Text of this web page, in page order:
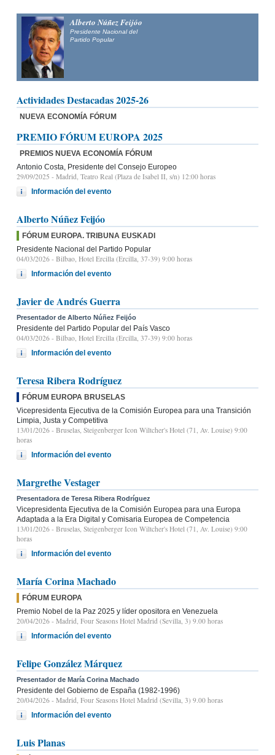
Alberto Núñez Feijóo
Presidente Nacional del
Partido Popular
Actividades Destacadas 2025-26
NUEVA ECONOMÍA FÓRUM
PREMIO FÓRUM EUROPA 2025
PREMIOS NUEVA ECONOMÍA FÓRUM
Antonio Costa, Presidente del Consejo Europeo
29/09/2025 - Madrid, Teatro Real (Plaza de Isabel II, s/n) 12:00 horas
Información del evento
Alberto Núñez Feijóo
FÓRUM EUROPA. TRIBUNA EUSKADI
Presidente Nacional del Partido Popular
04/03/2026 - Bilbao, Hotel Ercilla (Ercilla, 37-39) 9:00 horas
Información del evento
Javier de Andrés Guerra
Presentador de Alberto Núñez Feijóo
Presidente del Partido Popular del País Vasco
04/03/2026 - Bilbao, Hotel Ercilla (Ercilla, 37-39) 9:00 horas
Información del evento
Teresa Ribera Rodríguez
FÓRUM EUROPA BRUSELAS
Vicepresidenta Ejecutiva de la Comisión Europea para una Transición
Limpia, Justa y Competitiva
13/01/2026 - Bruselas, Steigenberger Icon Wiltcher's Hotel (71, Av. Louise) 9:00
horas
Información del evento
Margrethe Vestager
Presentadora de Teresa Ribera Rodríguez
Vicepresidenta Ejecutiva de la Comisión Europea para una Europa
Adaptada a la Era Digital y Comisaria Europea de Competencia
13/01/2026 - Bruselas, Steigenberger Icon Wiltcher's Hotel (71, Av. Louise) 9:00
horas
Información del evento
María Corina Machado
FÓRUM EUROPA
Premio Nobel de la Paz 2025 y líder opositora en Venezuela
20/04/2026 - Madrid, Four Seasons Hotel Madrid (Sevilla, 3) 9.00 horas
Información del evento
Felipe González Márquez
Presentador de María Corina Machado
Presidente del Gobierno de España (1982-1996)
20/04/2026 - Madrid, Four Seasons Hotel Madrid (Sevilla, 3) 9.00 horas
Información del evento
Luis Planas